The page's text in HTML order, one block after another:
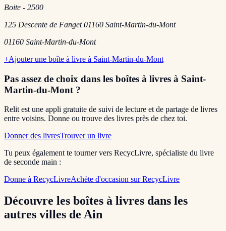
Boite - 2500
125 Descente de Fanget 01160 Saint-Martin-du-Mont
01160 Saint-Martin-du-Mont
+Ajouter une boîte à livre à Saint-Martin-du-Mont
Pas assez de choix dans les boîtes à livres à Saint-
Martin-du-Mont ?
Relit est une appli gratuite de suivi de lecture et de partage de livres
entre voisins. Donne ou trouve des livres près de chez toi.
Donner des livresTrouver un livre
Tu peux également te tourner vers RecycLivre, spécialiste du livre
de seconde main :
Donne à RecycLivreAchète d'occasion sur RecycLivre
Découvre les boîtes à livres dans les
autres villes de Ain